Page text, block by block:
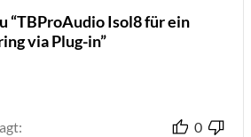
“TBProAudio Isol8 für ein
via Plug-in”
0